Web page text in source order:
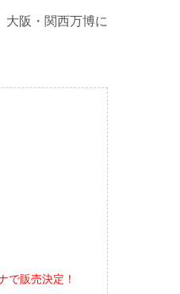
大阪・関西万博に
で販売決定！